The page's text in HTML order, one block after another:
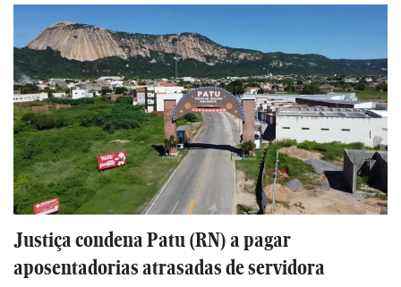
Justiça condena Patu (RN) a pagar
aposentadorias atrasadas de servidora